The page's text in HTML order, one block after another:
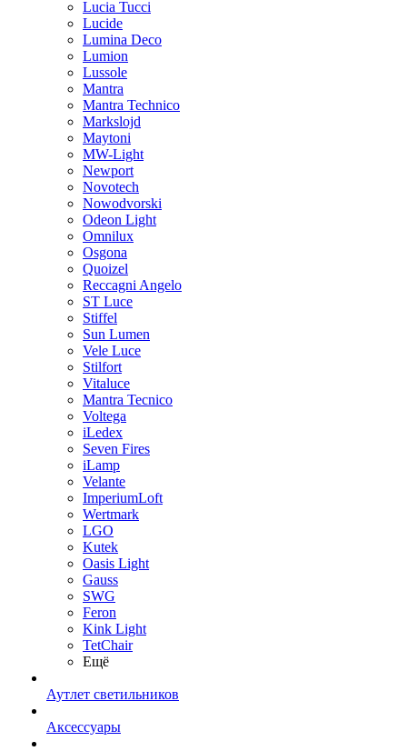
Lucia Tucci
Lucide
Lumina Deco
Lumion
Lussole
Mantra
Mantra Technico
Markslojd
Maytoni
MW-Light
Newport
Novotech
Nowodvorski
Odeon Light
Omnilux
Osgona
Quoizel
Reccagni Angelo
ST Luce
Stiffel
Sun Lumen
Vele Luce
Stilfort
Vitaluce
Mantra Tecnico
Voltega
iLedex
Seven Fires
iLamp
Velante
ImperiumLoft
Wertmark
LGO
Kutek
Oasis Light
Gauss
SWG
Feron
Kink Light
TetСhair
Ещё
Аутлет светильников
Аксессуары